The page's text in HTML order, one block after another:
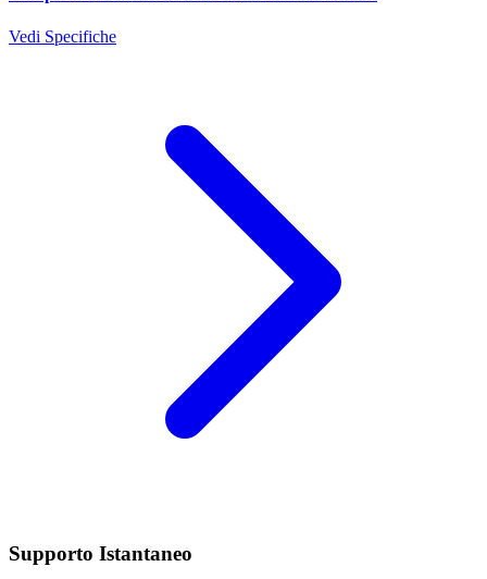
Vedi Specifiche
Supporto Istantaneo